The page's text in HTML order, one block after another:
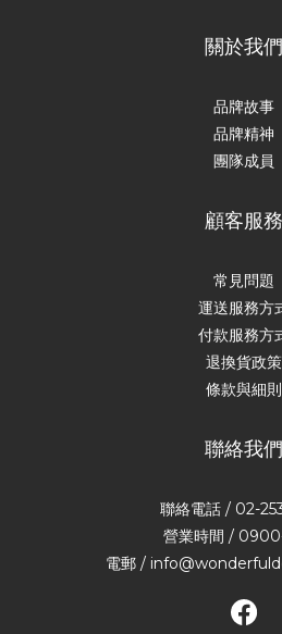
關於我們
品牌故事
品牌精神
團隊成員
顧客服務
常見問題
運送服務方
付款服務方
退換貨政策
條款與細則
聯絡我們
聯絡電話 / 02-
營業時間 /
電郵 /